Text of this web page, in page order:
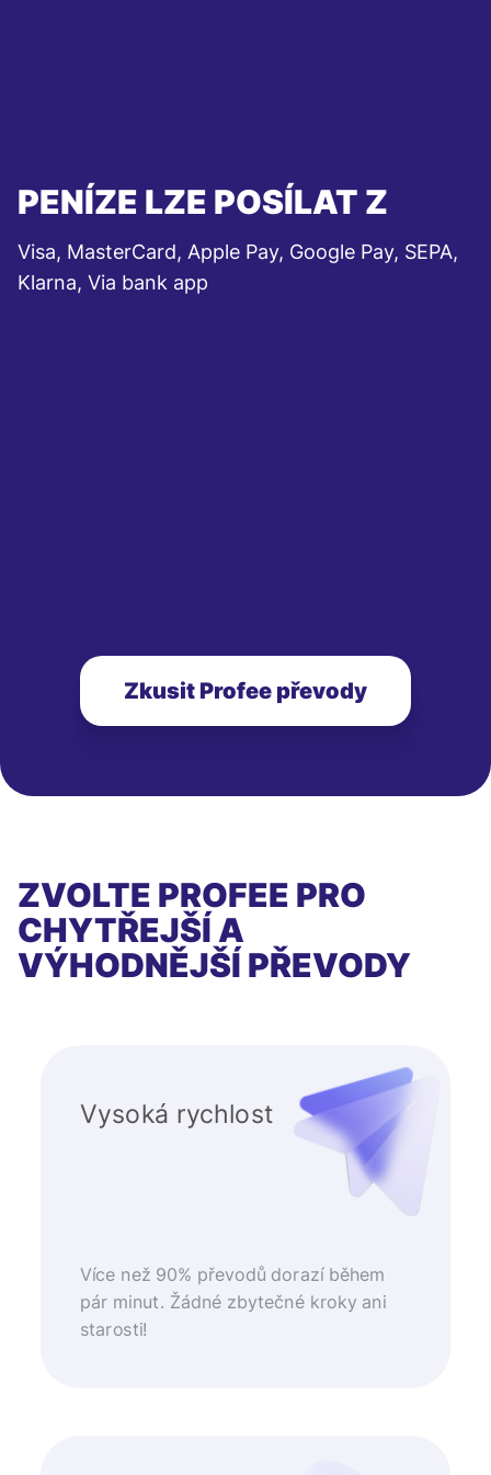
PENÍZE LZE POSÍLAT Z
Visa, MasterCard, Apple Pay, Google Pay, SEPA,
Klarna, Via bank app
Zkusit Profee převody
ZVOLTE PROFEE PRO
CHYTŘEJŠÍ A
VÝHODNĚJŠÍ PŘEVODY
Vysoká rychlost
Více než 90% převodů dorazí během
pár minut. Žádné zbytečné kroky ani
starosti!